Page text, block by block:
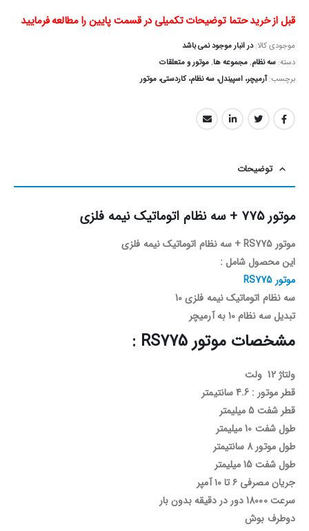
قبل از خرید حتما توضیحات تکمیلی در قسمت پایین را مطالعه فرمایید
موجودی کالا:در انبار موجود نمی باشد
دسته: سه نظام,مجموعه ها,موتور و متعلقات
برچسب:آرمیچر، اسپیندل، سه نظام، کاردستی، موتور
توضیحات
موتور 775 + سه نظام اتوماتیک نیمه فلزی
موتور RS775 + سه نظام اتوماتیک نیمه فلزی
این محصول شامل :
موتور RS775
سه نظام اتوماتیک نیمه فلزی 10
تبدیل سه نظام 10 به آرمیچر
مشخصات موتور RS775 :
ولتاژ 12 ولت
قطر موتور : 4.6 سانتیمتر
قطر شفت 5 میلیمتر
طول شفت 10 میلیمتر
طول موتور 8 سانتیمتر
طول شفت 15 میلیمتر
جریان مصرفی ۶ تا ۱۰ آمپر
سرعت 18000 دور در دقیقه بدون بار
دوطرف بوش